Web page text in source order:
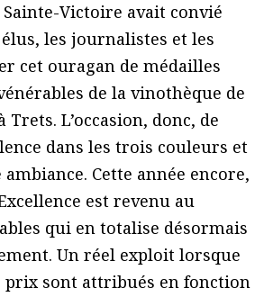
Victoire avait convié
les journalistes et les
cet ouragan de médailles
de la vinothèque de
L’occasion, donc, de
dans les trois couleurs et
Cette année encore,
est revenu au
qui en totalise désormais
Un réel exploit lorsque
prix sont attribués en fonction